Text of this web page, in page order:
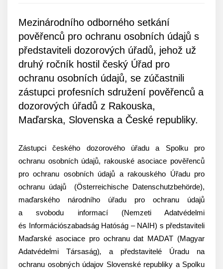
Mezinárodního odborného setkání
pověřenců pro ochranu osobních údajů s
představiteli dozorových úřadů, jehož už
druhý ročník hostil český Úřad pro
ochranu osobních údajů, se zúčastnili
zástupci profesních sdružení pověřenců a
dozorových úřadů z Rakouska,
Maďarska, Slovenska a České republiky.
Zástupci českého dozorového úřadu a Spolku pro
ochranu osobních údajů, rakouské asociace pověřenců
pro ochranu osobních údajů a rakouského Úřadu pro
ochranu údajů (Österreichische Datenschutzbehörde),
maďarského národního úřadu pro ochranu údajů
a svobodu informací (Nemzeti Adatvédelmi
és Információszabadság Hatóság – NAIH) s představiteli
Maďarské asociace pro ochranu dat MADAT (Magyar
Adatvédelmi Társaság), a představitelé Úradu na
ochranu osobných údajov Slovenské republiky a Spolku